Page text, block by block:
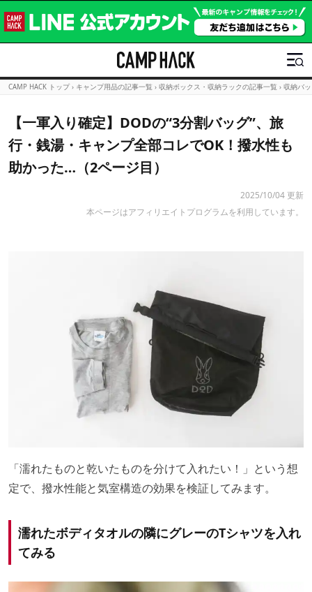
CAMP HACK トップ › キャンプ用品の記事一覧 › 収納ボックス・収納ラックの記事一覧 › 収納バ
【一軍入り確定】DODの“3分割バッグ”、旅
行・銭湯・キャンプ全部コレでOK！撥水性も
助かった…（2ページ目）
2025/10/04 更新
本ページはアフィリエイトプログラムを利用しています。
「濡れたものと乾いたものを分けて入れたい！」という想
定で、撥水性能と気室構造の効果を検証してみます。
濡れたボディタオルの隣にグレーのTシャツを入れ
てみる